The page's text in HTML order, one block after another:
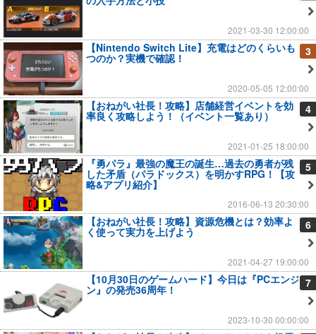
2021-03-30 12:00:00
3
【Nintendo Switch Lite】充電はどのくらいも
つのか？実機で確認！
2020-05-05 12:00:00
4
【おねがい社長！攻略】店舗経営イベントを効
率良く攻略しよう！（イベント一覧あり）
2021-01-25 18:00:00
5
『勇パラ』最強の魔王の誕生…過去の勇者が残
した矛盾（パラドックス）を明かすRPG！【攻
略&アプリ紹介】
2016-06-13 20:30:00
6
【おねがい社長！攻略】資源危機とは？効率よ
く使って実力を上げよう
2021-04-27 19:00:00
7
【10月30日のゲームハード】今日は『PCエンジ
ン』の発売36周年！
2023-10-30 00:00:00